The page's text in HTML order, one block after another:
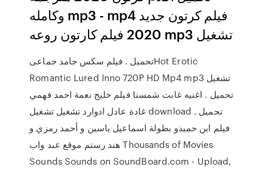
وكامله mp3 - mp4 فيلم كرتون جديد
2020 فيلم كارتون روعه mp3 تشغيل
تحميل . فيلم سكس جامد جماعىHot Erotic
Romantic Lured Inno 720P HD Mp4 mp3 تشغيل
تحميل . اغنيه غابت شمسنا فيلم خليج نعمة احمد فهمي
غادة عادل ادوارد تشغيل تشغيل download تحميل .
فيلم ابن حميدو بطولة اسماعيل ياسين و أحمد رمزي و
هند رستم موقع عبد واب Thousands of Movies
Sounds Sounds on SoundBoard.com - Upload,